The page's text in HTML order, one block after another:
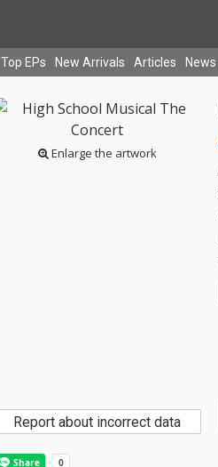
Top EPs New Arrivals Articles News
Enlarge the artwork
Report about incorrect data